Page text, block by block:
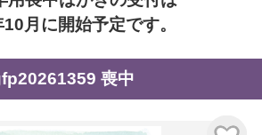
月に開始予定です。
喪中